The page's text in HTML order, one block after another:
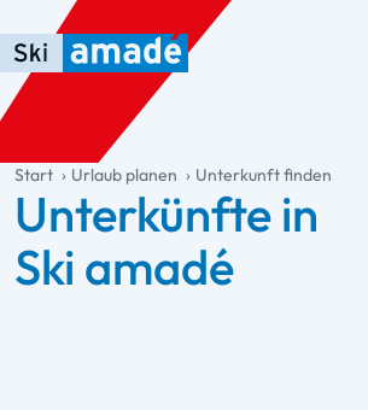
Zum Haupt-Inhalt springen
Springe zur Tabelle
Zur Haupt-Navigation springen
general.table-of-content
Start Urlaub planen Unterkunft finden
Unterkünfte in
Ski amadé